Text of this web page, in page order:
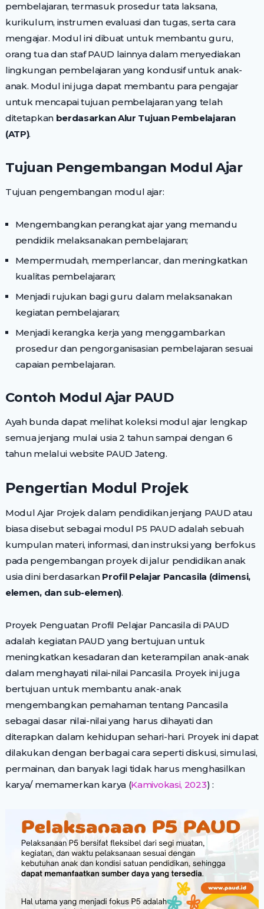
pembelajaran, termasuk prosedur tata laksana,
kurikulum, instrumen evaluasi dan tugas, serta cara
mengajar. Modul ini dibuat untuk membantu guru,
orang tua dan staf PAUD lainnya dalam menyediakan
lingkungan pembelajaran yang kondusif untuk anak-
anak. Modul ini juga dapat membantu para pengajar
untuk mencapai tujuan pembelajaran yang telah
ditetapkan berdasarkan Alur Tujuan Pembelajaran
(ATP).
Tujuan Pengembangan Modul Ajar
Tujuan pengembangan modul ajar:
Mengembangkan perangkat ajar yang memandu
pendidik melaksanakan pembelajaran;
Mempermudah, memperlancar, dan meningkatkan
kualitas pembelajaran;
Menjadi rujukan bagi guru dalam melaksanakan
kegiatan pembelajaran;
Menjadi kerangka kerja yang menggambarkan
prosedur dan pengorganisasian pembelajaran sesuai
capaian pembelajaran.
Contoh Modul Ajar PAUD
Ayah bunda dapat melihat koleksi modul ajar lengkap
semua jenjang mulai usia 2 tahun sampai dengan 6
tahun melalui website PAUD Jateng.
Pengertian Modul Projek
Modul Ajar Projek dalam pendidikan jenjang PAUD atau
biasa disebut sebagai modul P5 PAUD adalah sebuah
kumpulan materi, informasi, dan instruksi yang berfokus
pada pengembangan proyek di jalur pendidikan anak
usia dini berdasarkan Profil Pelajar Pancasila (dimensi,
elemen, dan sub-elemen).
Proyek Penguatan Profil Pelajar Pancasila di PAUD
adalah kegiatan PAUD yang bertujuan untuk
meningkatkan kesadaran dan keterampilan anak-anak
dalam menghayati nilai-nilai Pancasila. Proyek ini juga
bertujuan untuk membantu anak-anak
mengembangkan pemahaman tentang Pancasila
sebagai dasar nilai-nilai yang harus dihayati dan
diterapkan dalam kehidupan sehari-hari. Proyek ini dapat
dilakukan dengan berbagai cara seperti diskusi, simulasi,
permainan, dan banyak lagi tidak harus menghasilkan
karya/ memamerkan karya (Kamivokasi, 2023) :